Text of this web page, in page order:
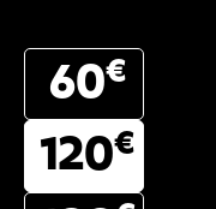
60€
120€